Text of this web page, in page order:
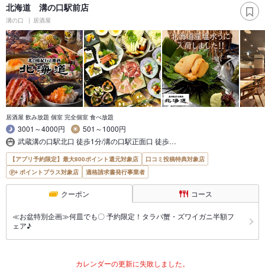
北海道 溝の口駅前店
溝の口 居酒屋
居酒屋 飲み放題 個室 完全個室 食べ放題
3001～4000円
501～1000円
武蔵溝の口駅北口 徒歩1分/溝の口駅正面口 徒歩…
【アプリ予約限定】最大800ポイント還元対象店
口コミ投稿特典対象店
ポイントプラス対象店
適格請求書発行事業者
クーポン コース
≪お盆特別企画≫何皿でも〇 予約限定！タラバ蟹・ズワイガニ半額フ
ェア♪
カレンダーの更新に失敗しました。